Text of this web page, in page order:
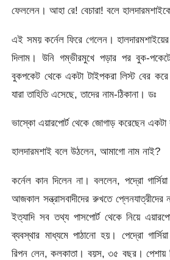
ফেললেন। আহা রে! বেচারা! বলে হালদারমশাইকে
এই সময় কর্নেল ফিরে গেলেন। হালদারমশাইয়ের
দিলাম। উনি গম্ভীরমুখে পড়ার পর বুক-
বুকপকেট থেকে একটা টাইপকরা লিস্ট বের
যারা তাহিতি এসেছে, তাদের নাম-ঠিকানা। ডঃ
ভাস্কো এয়ারপোর্ট থেকে জোগাড় করেছেন
হালদারমশাই বলে উঠলেন, আমাগো নাম নাই?
কর্নেল কান দিলেন না। বললেন, পদ্রো
আজকাল সন্ত্রাসবাদীদের রুখতে প্লেনযাত্রীদের
ইত্যাদি সব তথ্য পাসপোর্ট থেকে নিয়ে
ব্যবস্থার মাধ্যমে পাঠানো হয়। পেদ্রো
রিপন লেন, কলকাতা। বয়স, ৩৫ বছর। পেশায়